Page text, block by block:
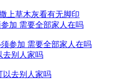
加 需要全部家人在吗
去别人家吗